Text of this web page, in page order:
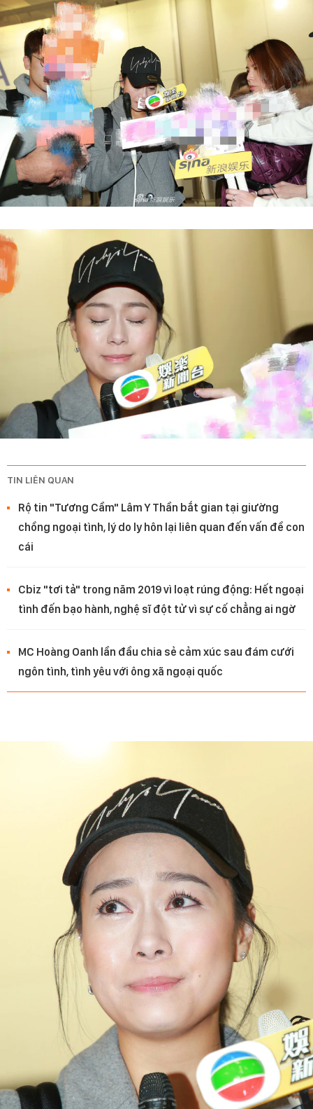
TIN LIÊN QUAN
Rộ tin "Tương Cầm" Lâm Y Thần bắt gian tại giường
chồng ngoại tình, lý do ly hôn lại liên quan đến vấn đề con
cái
Cbiz "tơi tả" trong năm 2019 vì loạt rúng động: Hết ngoại
tình đến bạo hành, nghệ sĩ đột tử vì sự cố chẳng ai ngờ
MC Hoàng Oanh lần đầu chia sẻ cảm xúc sau đám cưới
ngôn tình, tình yêu với ông xã ngoại quốc